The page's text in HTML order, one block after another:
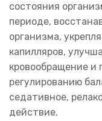
состояния
периоде,
организма,
капилляров,
кровообращение и
регулированию
седативное,
действие.